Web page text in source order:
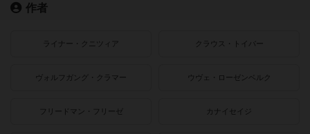
作者
ライナー・クニツィア クラウス・トイバー
ヴォルフガング・クラマー ウヴェ・ローゼンベルク
フリードマン・フリーゼ カナイセイジ